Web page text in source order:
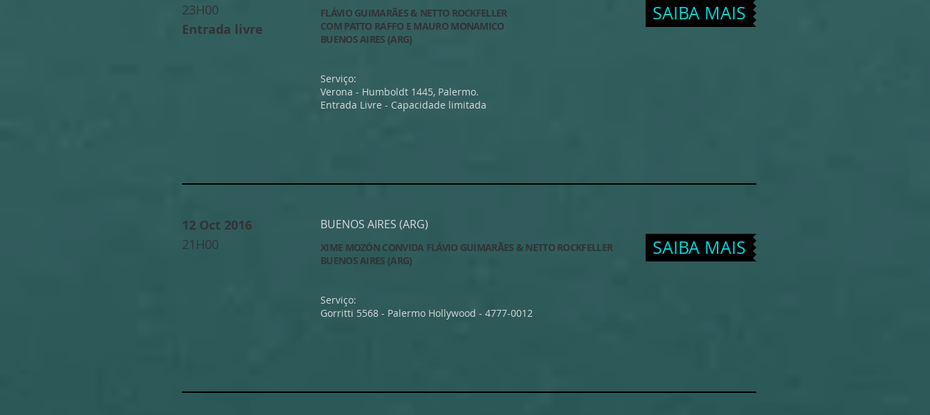
23H00
Entrada livre
FLÁVIO GUIMARÃES & NETTO ROCKFELLER
COM PATTO RAFFO E MAURO MONAMICO
BUENOS AIRES (ARG)
Serviço:
Verona - Humboldt 1445, Palermo.
Entrada Livre - Capacidade limitada
SAIBA MAIS
12 Oct 2016
21H00
BUENOS AIRES (ARG)
XIME MOZÓN CONVIDA FLÁVIO GUIMARÃES & NETTO ROCKFELLER
BUENOS AIRES (ARG)
Serviço:
Gorritti 5568 - Palermo Hollywood - 4777-0012
SAIBA MAIS